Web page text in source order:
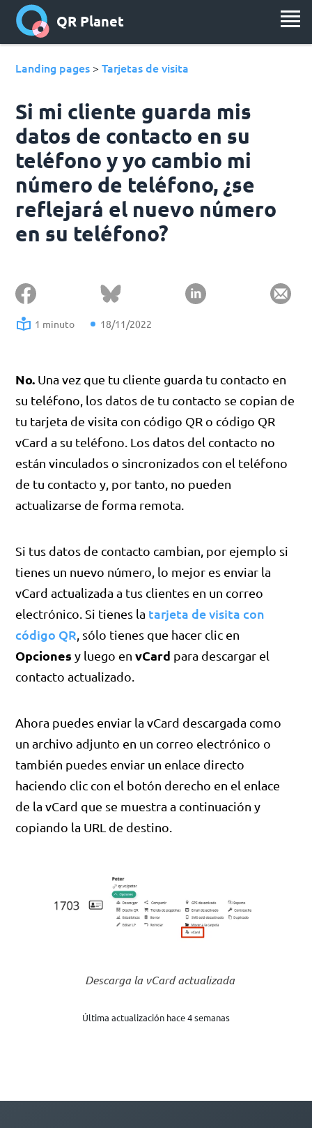
QR Planet
Landing pages >Tarjetas de visita
Si mi cliente guarda mis
datos de contacto en su
teléfono y yo cambio mi
número de teléfono, ¿se
reflejará el nuevo número
en su teléfono?
1 minuto 18/11/2022
No. Una vez que tu cliente guarda tu contacto en
su teléfono, los datos de tu contacto se copian de
tu tarjeta de visita con código QR o código QR
vCard a su teléfono. Los datos del contacto no
están vinculados o sincronizados con el teléfono
de tu contacto y, por tanto, no pueden
actualizarse de forma remota.
Si tus datos de contacto cambian, por ejemplo si
tienes un nuevo número, lo mejor es enviar la
vCard actualizada a tus clientes en un correo
electrónico. Si tienes la tarjeta de visita con
código QR , sólo tienes que hacer clic en
Opciones y luego envCard para descargar el
contacto actualizado.
Ahora puedes enviar la vCard descargada como
un archivo adjunto en un correo electrónico o
también puedes enviar un enlace directo
haciendo clic con el botón derecho en el enlace
de la vCard que se muestra a continuación y
copiando la URL de destino.
Descarga la vCard actualizada
Última actualización hace 4 semanas